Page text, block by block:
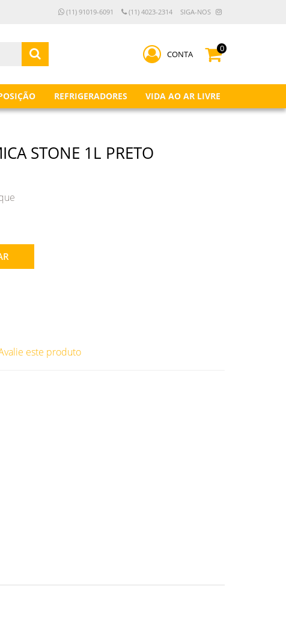
(11) 91019-6091 (11) 4023-2314 SIGA-NOS
CONTA
0
REFRIGERADORES VIDA AO AR LIVRE
STONE 1L PRETO
este produto